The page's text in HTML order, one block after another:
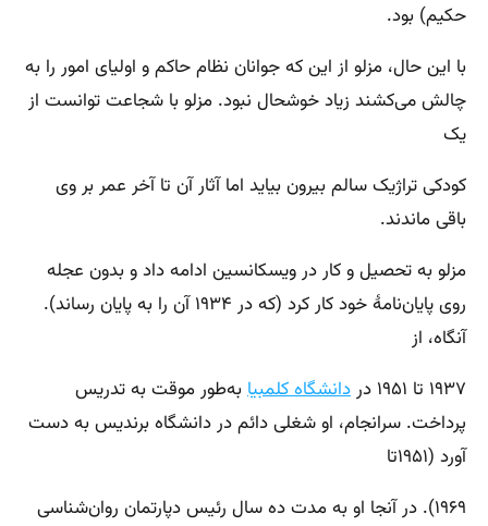
حکیم) بود.
با این حال، مزلو از این که جوانان نظام حاکم و اولیای امور را به
چالش می‌کشند زیاد خوشحال نبود. مزلو با شجاعت توانست از
یک
کودکی تراژیک سالم بیرون بیاید اما آثار آن تا آخر عمر بر وی
باقی ماندند.
مزلو به تحصیل و کار در ویسکانسین ادامه داد و بدون عجله
روی پایان‌نامهٔ خود کار کرد (که در ۱۹۳۴ آن را به پایان رساند).
آنگاه، از
۱۹۳۷ تا ۱۹۵۱ در
دانشگاه کلمبیابه‌طور موقت به تدریس
پرداخت. سرانجام، او شغلی دائم در دانشگاه برندیس به دست
آورد (۱۹۵۱تا
۱۹۶۹). در آنجا او به مدت ده سال رئیس دپارتمان روان‌شناسی